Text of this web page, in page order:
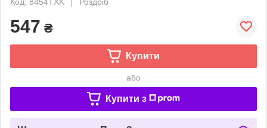
547 ₴
Купити
або
Купити з